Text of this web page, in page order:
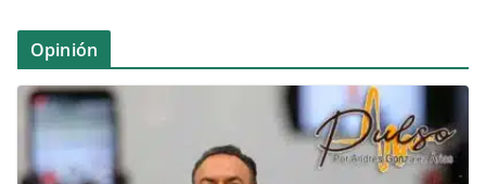
Opinión